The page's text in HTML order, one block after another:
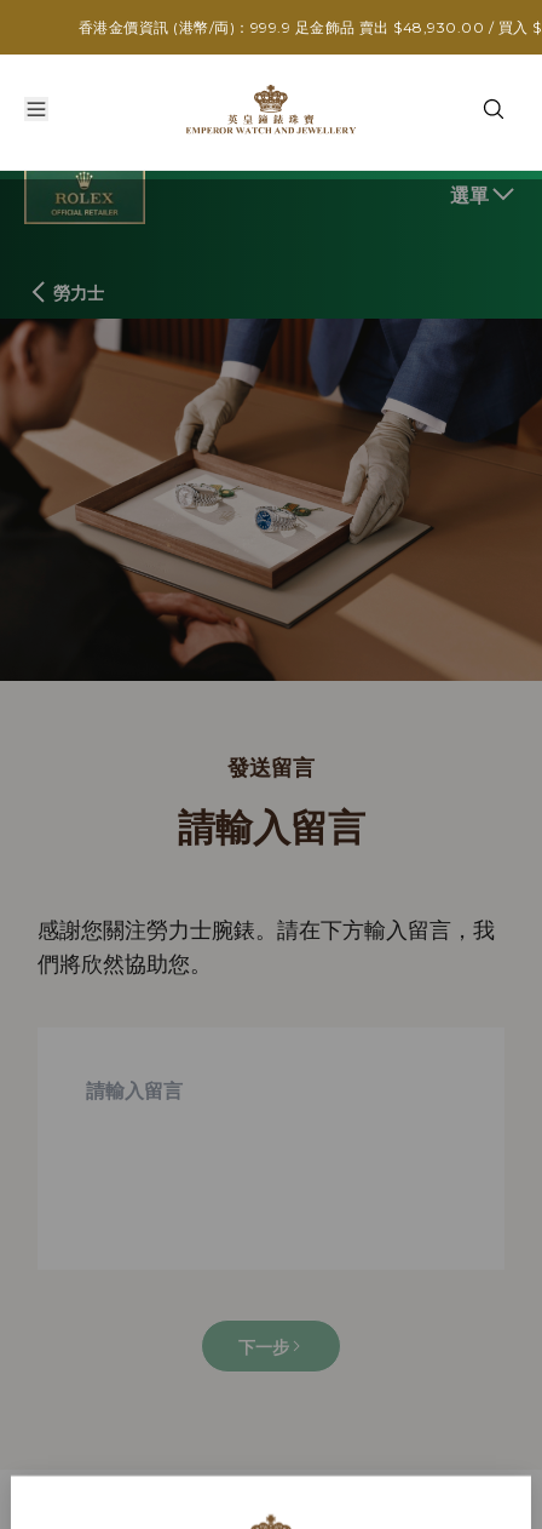
香港金價資訊 (港幣/両)：999.9 足金飾品 賣出 $48,930.00 / 買入
選單
勞力士
發送留言
請輸入留言
感謝您關注勞力士腕錶。請在下方輸入留言，我
們將欣然協助您。
下一步